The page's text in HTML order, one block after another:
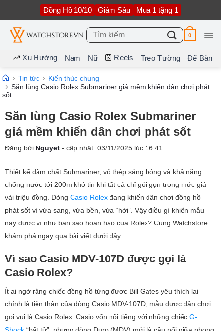
nội
dung
Đồng Hồ 10/10 Giảm Sâu Mua 1 tặng 1
Tìm
kiếm:
0
Xu Hướng Nam Nữ Reels Treo Tường Để Bàn
Tin tức
Kiến thức chung
Săn lùng Casio Rolex Submariner giá mềm khiến dân chơi phát
sốt
Săn lùng Casio Rolex Submariner
giá mềm khiến dân chơi phát sốt
Đăng bởi Nguyet - cập nhật: 03/11/2025 lúc 16:41
Thiết kế đậm chất Submariner, vỏ thép sáng bóng và khả năng
chống nước tới 200m khó tin khi tất cả chỉ gói gọn trong mức giá
vài triệu đồng. Dòng Casio Rolex đang khiến dân chơi đồng hồ
phát sốt vì vừa sang, vừa bền, vừa “hời”. Vậy điều gì khiến mẫu
này được ví như bản sao hoàn hảo của Rolex? Cùng Watchstore
khám phá ngay qua bài viết dưới đây.
Vì sao Casio MDV-107D được gọi là
Casio Rolex?
Ít ai ngờ rằng chiếc đồng hồ từng được Bill Gates yêu thích lại
chính là tiền thân của dòng Casio MDV-107D, mẫu được dân chơi
gọi vui là Casio Rolex. Casio vốn nổi tiếng với những chiếc G-